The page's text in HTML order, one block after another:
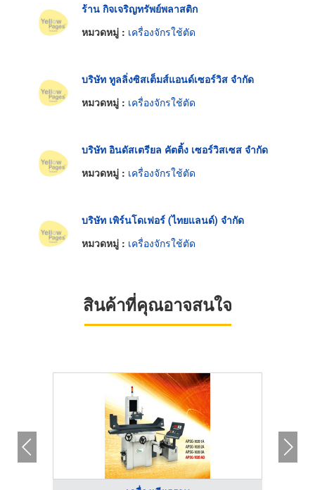
ร้าน กิจเจริญทรัพย์พลาสติก
หมวดหมู่ : เครื่องจักรใช้ตัด
บริษัท ทูลลิ่งซิสเต็มส์แอนด์เซอร์วิส จำกัด
หมวดหมู่ : เครื่องจักรใช้ตัด
บริษัท อินดัสเตรียล คัตติ้ง เซอร์วิสเซส จำกัด
หมวดหมู่ : เครื่องจักรใช้ตัด
บริษัท เพิร์นโดเฟอร์ (ไทยแลนด์) จำกัด
หมวดหมู่ : เครื่องจักรใช้ตัด
สินค้าที่คุณอาจสนใจ